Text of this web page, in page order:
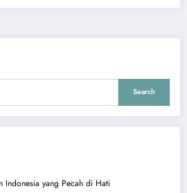
Search
Indonesia yang Pecah di Hati